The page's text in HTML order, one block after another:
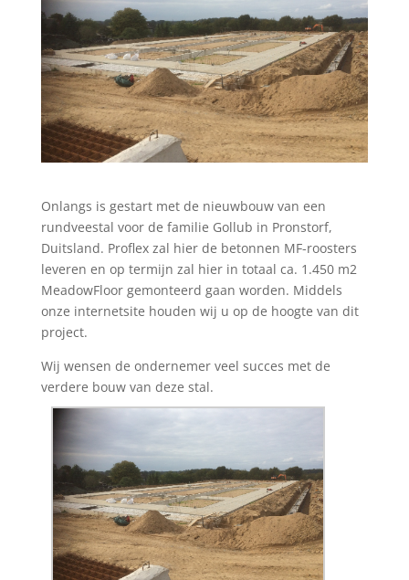
Onlangs is gestart met de nieuwbouw van een
rundveestal voor de familie Gollub in Pronstorf,
Duitsland. Proflex zal hier de betonnen MF-roosters
leveren en op termijn zal hier in totaal ca. 1.450 m2
MeadowFloor gemonteerd gaan worden. Middels
onze internetsite houden wij u op de hoogte van dit
project.
Wij wensen de ondernemer veel succes met de
verdere bouw van deze stal.